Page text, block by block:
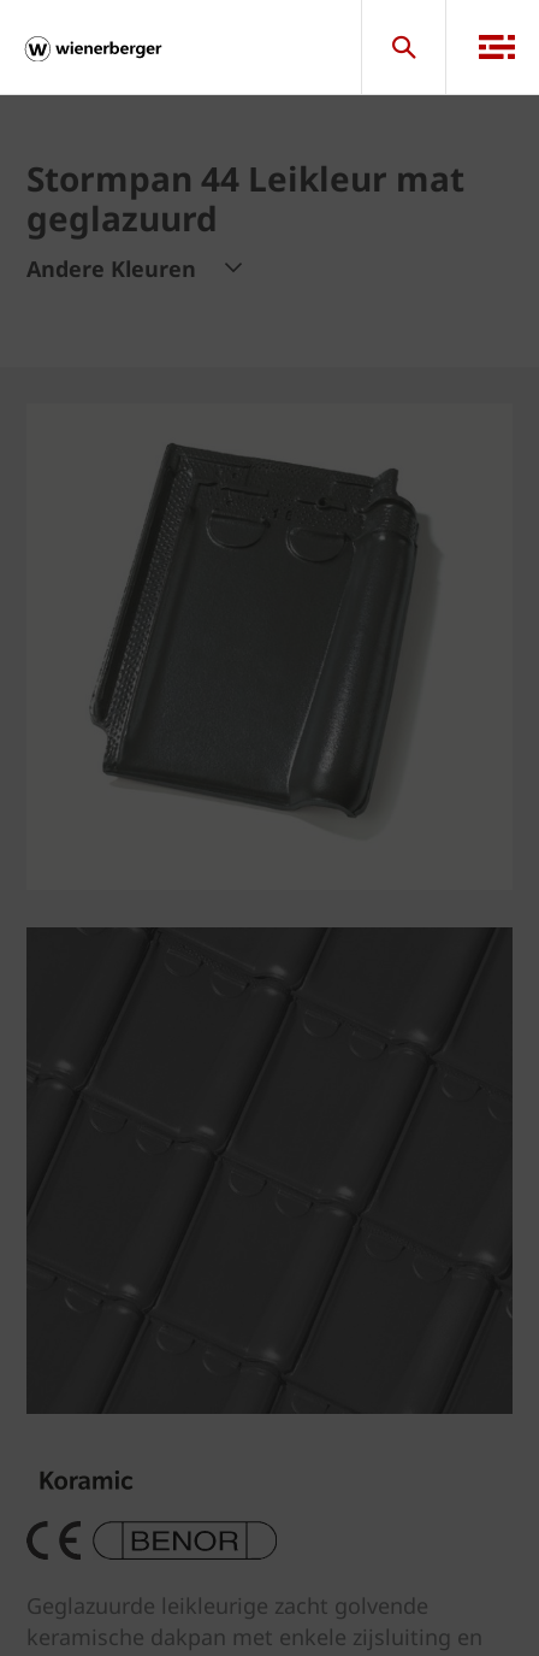
Stormpan 44 Leikleur mat
geglazuurd
Andere Kleuren
Geglazuurde leikleurige zacht golvende
keramische dakpan met enkele zijsluiting en